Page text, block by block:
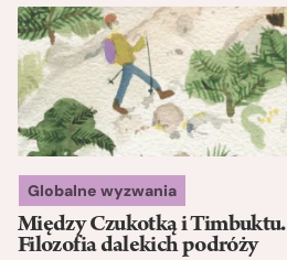
Globalne wyzwania
Między Czukotką i Timbuktu.
Filozofia dalekich podróży